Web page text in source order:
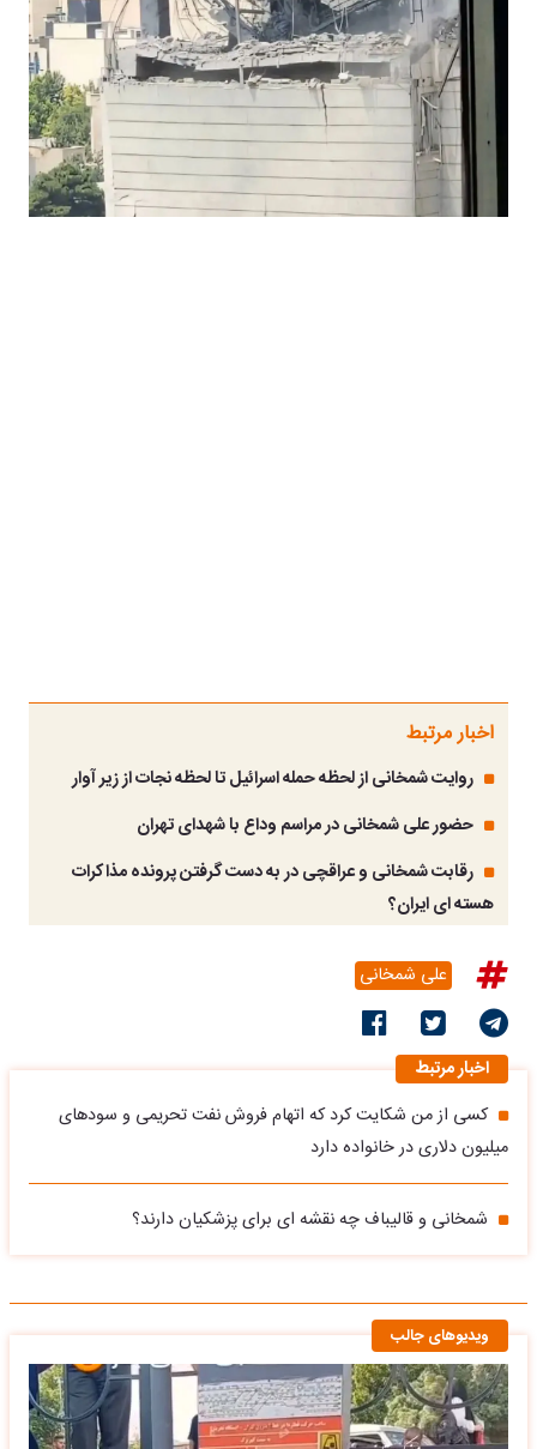
اخبار مرتبط
روایت شمخانی از لحظه حمله اسرائیل تا لحظه نجات از زیر آوار
حضور علی شمخانی در مراسم وداع با شهدای تهران
رقابت شمخانی و عراقچی در به دست گرفتن پرونده مذاکرات
هسته ای ایران؟
علی شمخانی
اخبار مرتبط
کسی از من شکایت کرد که اتهام فروش نفت تحریمی و سودهای
میلیون دلاری در خانواده دارد
شمخانی و قالیباف چه نقشه ای برای پزشکیان دارند؟
ویدیوهای جالب